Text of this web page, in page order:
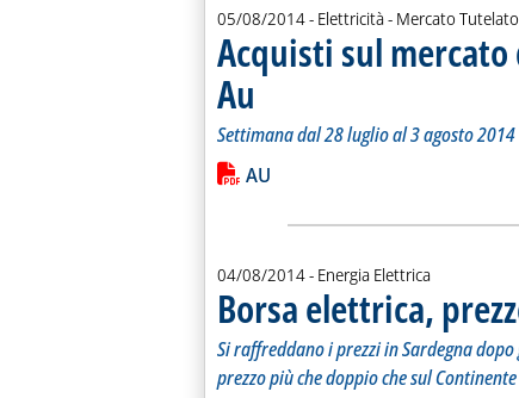
05/08/2014- Elettricità - Mercato Tutelato
Acquisti sul
Au . Sottotitolo: Settimana dal 28 luglio al 3 agosto
. Pubblicata martedì 05 agosto 2014 alle 14.38.
Settimana dal 28 luglio al 3 agosto 2014
Leggi tutta la notizia: 'Acquisti sul
Lista allegati PDF alla
AU
04/08/2014- Energia Elettrica
Borsa elettrica,
Si raffreddano i prezzi in Sardegna
prezzo più che doppio che sul Continente